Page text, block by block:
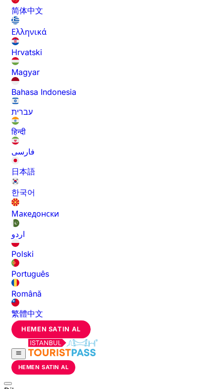
简体中文
Ελληνικά
Hrvatski
Magyar
Bahasa Indonesia
עברית
हिन्दी
فارسی
日本語
한국어
Македонски
اردو
Polski
Português
Română
繁體中文
HEMEN SATIN AL
HEMEN SATIN AL